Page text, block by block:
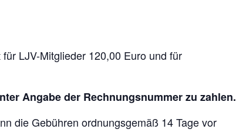
LJV-Mitglieder 120,00 Euro und für
Angabe der Rechnungsnummer zu zahlen.
die Gebühren ordnungsgemäß 14 Tage vor